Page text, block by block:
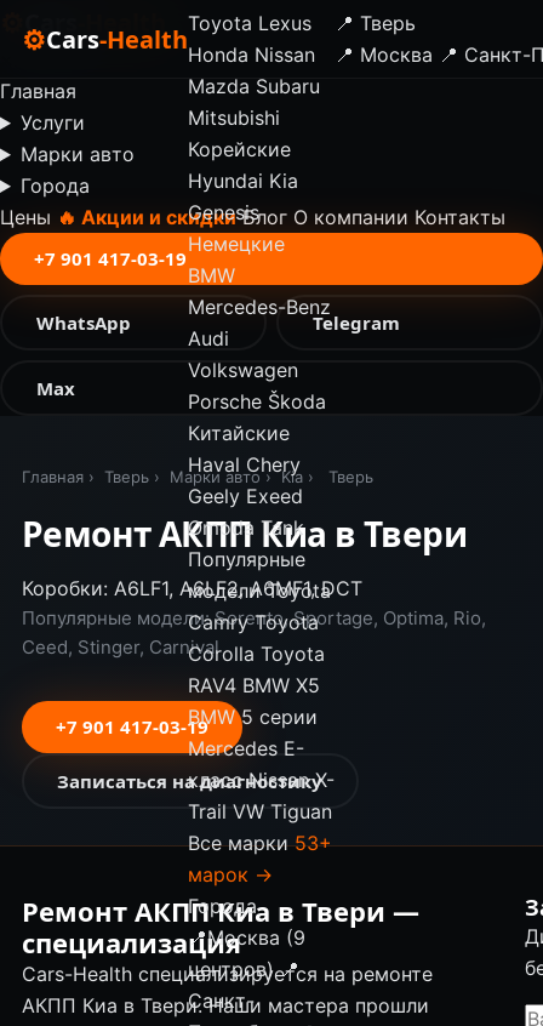
⚙Cars-HealthToyota Lexus
Honda Nissan
Mazda Subaru
Mitsubishi
Корейские
Hyundai Kia
Genesis
Немецкие
BMW
Mercedes-Benz
Audi
Volkswagen
Porsche Škoda
Китайские
Haval Chery
Geely Exeed
Omoda Tank
Популярные
модели Toyota
Camry Toyota
Corolla Toyota
RAV4 BMW X5
BMW 5 серии
Mercedes E-
класс Nissan X-
Trail VW Tiguan
Все марки 53+
марок →
Города
📍Москва (9
центров) 📍
Санкт-
📍 Тверь
📍 Москва 📍 Санкт-
Cars -Health
Главная
Услуги
Марки авто
Города
Цены 🔥 Акции и скидки Блог О компании Контакты
+7 901 417-03-19
WhatsApp Telegram
Max
Главная › Тверь › Марки авто › Kia › Тверь
Ремонт АКПП Киа в Твери
Коробки: A6LF1, A6LF2, A6MF1, DCT
Популярные модели: Sorento, Sportage, Optima, Rio,
Ceed, Stinger, Carnival
+7 901 417-03-19
Записаться на диагностику
Ремонт АКПП Киа в Твери —
специализация
Cars-Health специализируется на ремонте
АКПП Киа в Твери. Наши мастера прошли